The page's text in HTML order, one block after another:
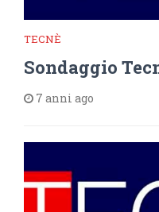
TECNÈ
Sondaggio
7 anni ago